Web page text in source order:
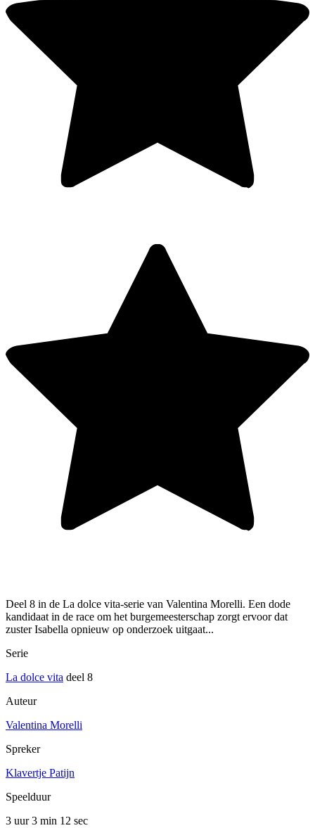
Deel 8 in de La dolce vita-serie van Valentina Morelli. Een dode
kandidaat in de race om het burgemeesterschap zorgt ervoor dat
zuster Isabella opnieuw op onderzoek uitgaat...
Serie
La dolce vita deel 8
Auteur
Valentina Morelli
Spreker
Klavertje Patijn
Speelduur
3 uur 3 min 12 sec